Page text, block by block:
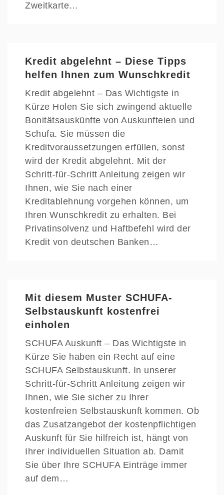
Zweitkarte…
Kredit abgelehnt – Diese Tipps
helfen Ihnen zum Wunschkredit
Kredit abgelehnt – Das Wichtigste in
Kürze Holen Sie sich zwingend aktuelle
Bonitätsauskünfte von Auskunfteien und
Schufa. Sie müssen die
Kreditvoraussetzungen erfüllen, sonst
wird der Kredit abgelehnt. Mit der
Schritt-für-Schritt Anleitung zeigen wir
Ihnen, wie Sie nach einer
Kreditablehnung vorgehen können, um
Ihren Wunschkredit zu erhalten. Bei
Privatinsolvenz und Haftbefehl wird der
Kredit von deutschen Banken…
Mit diesem Muster SCHUFA-
Selbstauskunft kostenfrei
einholen
SCHUFA Auskunft – Das Wichtigste in
Kürze Sie haben ein Recht auf eine
SCHUFA Selbstauskunft. In unserer
Schritt-für-Schritt Anleitung zeigen wir
Ihnen, wie Sie sicher zu Ihrer
kostenfreien Selbstauskunft kommen. Ob
das Zusatzangebot der kostenpflichtigen
Auskunft für Sie hilfreich ist, hängt von
Ihrer individuellen Situation ab. Damit
Sie über Ihre SCHUFA Einträge immer
auf dem…